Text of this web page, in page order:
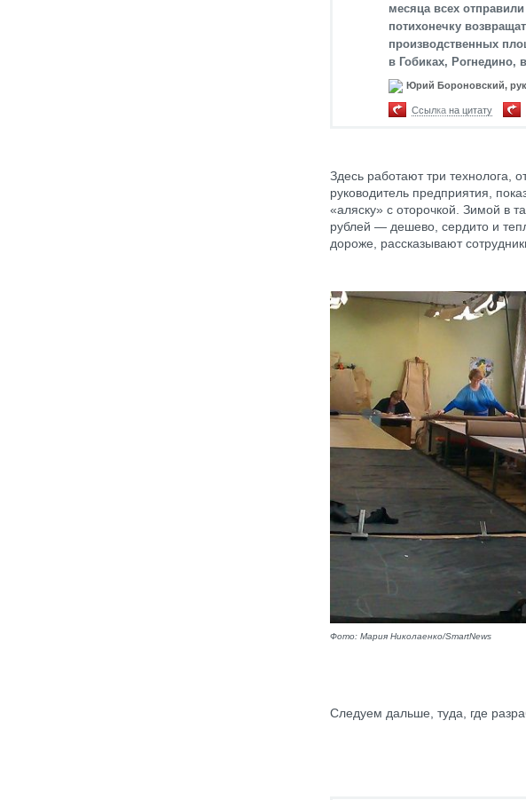
месяца всех
потихонечку
производственных
в Гобиках, Рогнедино,
Юрий Бороновский,
Ссылка на цитату
Здесь работают три технолога,
руководитель предприятия,
«аляску» с оторочкой. Зимой в
рублей — дешево, сердито и
дороже, рассказывают
Фото: Мария Николаенко/SmartNews
Следуем дальше, туда, где